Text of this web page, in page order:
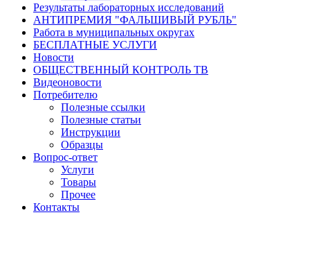
Результаты лабораторных исследований
АНТИПРЕМИЯ "ФАЛЬШИВЫЙ РУБЛЬ"
Работа в муниципальных округах
БЕСПЛАТНЫЕ УСЛУГИ
Новости
ОБЩЕСТВЕННЫЙ КОНТРОЛЬ ТВ
Видеоновости
Потребителю
Полезные ссылки
Полезные статьи
Инструкции
Образцы
Вопрос-ответ
Услуги
Товары
Прочее
Контакты